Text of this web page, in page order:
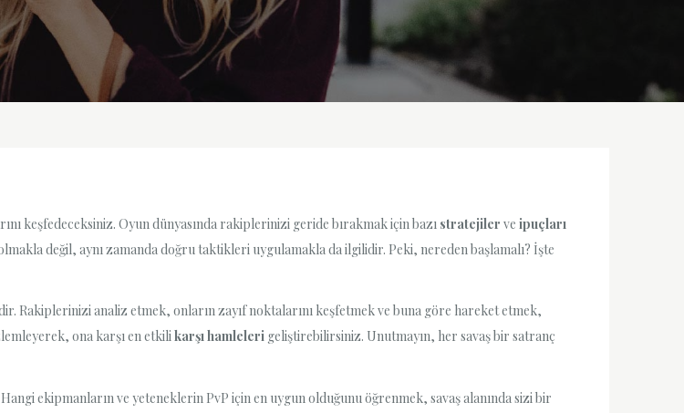
keşfedeceksiniz. Oyun dünyasında rakiplerinizi geride bırakmak için bazı stratejiler ve ipuçları
değil, aynı zamanda doğru taktikleri uygulamakla da ilgilidir. Peki, nereden başlamalı? İşte
Rakiplerinizi analiz etmek, onların zayıf noktalarını keşfetmek ve buna göre hareket etmek,
ona karşı en etkilikarşı hamleleri geliştirebilirsiniz. Unutmayın, her savaş bir satranç
ekipmanların ve yeteneklerin PvP için en uygun olduğunu öğrenmek, savaş alanında sizi bir